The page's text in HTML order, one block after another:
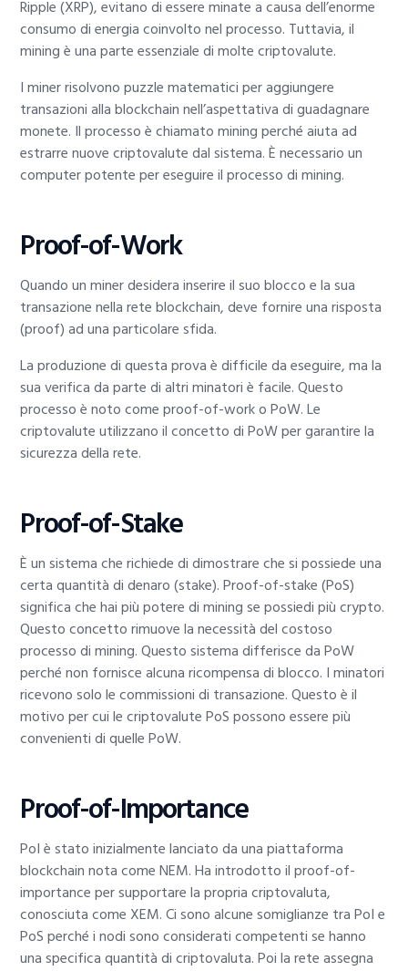
Ripple (XRP), evitano di essere minate a causa dell’enorme
consumo di energia coinvolto nel processo. Tuttavia, il
mining è una parte essenziale di molte criptovalute.
I miner risolvono puzzle matematici per aggiungere
transazioni alla blockchain nell’aspettativa di guadagnare
monete. Il processo è chiamato mining perché aiuta ad
estrarre nuove criptovalute dal sistema. È necessario un
computer potente per eseguire il processo di mining.
Proof-of-Work
Quando un miner desidera inserire il suo blocco e la sua
transazione nella rete blockchain, deve fornire una risposta
(proof) ad una particolare sfida.
La produzione di questa prova è difficile da eseguire, ma la
sua verifica da parte di altri minatori è facile. Questo
processo è noto come proof-of-work o PoW. Le
criptovalute utilizzano il concetto di PoW per garantire la
sicurezza della rete.
Proof-of-Stake
È un sistema che richiede di dimostrare che si possiede una
certa quantità di denaro (stake). Proof-of-stake (PoS)
significa che hai più potere di mining se possiedi più crypto.
Questo concetto rimuove la necessità del costoso
processo di mining. Questo sistema differisce da PoW
perché non fornisce alcuna ricompensa di blocco. I minatori
ricevono solo le commissioni di transazione. Questo è il
motivo per cui le criptovalute PoS possono essere più
convenienti di quelle PoW.
Proof-of-Importance
PoI è stato inizialmente lanciato da una piattaforma
blockchain nota come NEM. Ha introdotto il proof-of-
importance per supportare la propria criptovaluta,
conosciuta come XEM. Ci sono alcune somiglianze tra PoI e
PoS perché i nodi sono considerati competenti se hanno
una specifica quantità di criptovaluta. Poi la rete assegna